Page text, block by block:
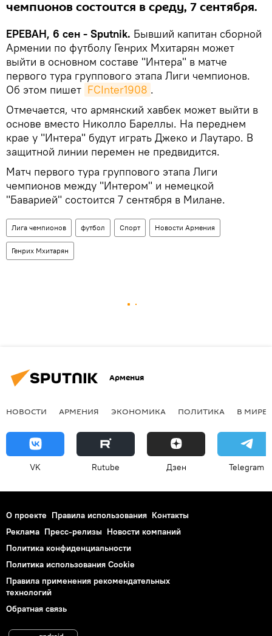
чемпионов состоится в среду, 7 сентября.
ЕРЕВАН, 6 сен - Sputnik. Бывший капитан сборной
Армении по футболу Генрих Мхитарян может
выйти в основном составе "Интера" в матче
первого тура группового этапа Лиги чемпионов.
Об этом пишет FCInter1908 .
Отмечается, что армянский хавбек может выйти в
основе вместо Николло Бареллы. На переднем
крае у "Интера" будут играть Джеко и Лаутаро. В
защитной линии перемен не предвидится.
Матч первого тура группового этапа Лиги
чемпионов между "Интером" и немецкой
"Баварией" состоится 7 сентября в Милане.
Лига чемпионов футбол Спорт Новости Армения
Генрих Мхитарян
Армения
НОВОСТИ АРМЕНИЯ ЭКОНОМИКА ПОЛИТИКА В МИРЕ
VK Rutube Дзен Telegram
О проекте Правила использования Контакты
Реклама Пресс-релизы Новости компаний
Политика конфиденциальности
Политика использования Cookie
Правила применения рекомендательных
технологий
Обратная связь